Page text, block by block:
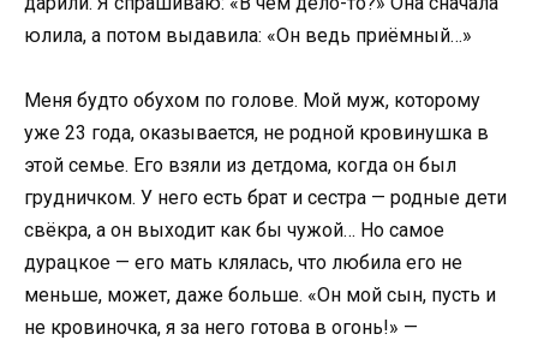
юлила, а потом выдавила: «Он ведь приёмный…»
Меня будто обухом по голове. Мой муж, которому
уже 23 года, оказывается, не родной кровинушка в
этой семье. Его взяли из детдома, когда он был
грудничком. У него есть брат и сестра — родные дети
свёкра, а он выходит как бы чужой… Но самое
дурацкое — его мать клялась, что любила его не
меньше, может, даже больше. «Он мой сын, пусть и
не кровиночка, я за него готова в огонь!» —